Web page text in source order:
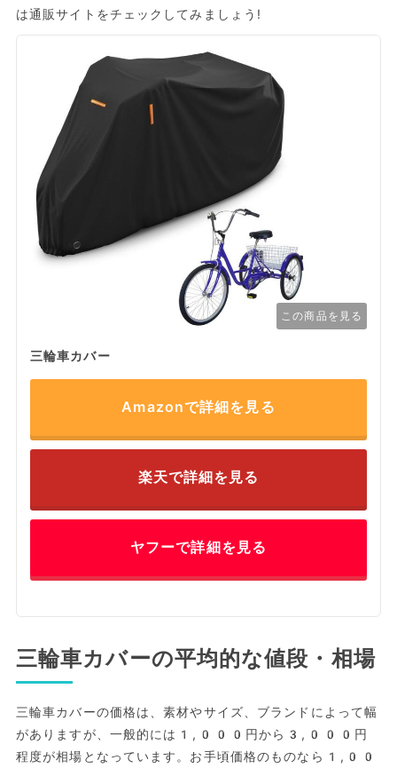
は通販サイトをチェックしてみましょう!
この商品を見る
三輪車カバー
Amazonで詳細を見る
楽天で詳細を見る
ヤフーで詳細を見る
三輪車カバーの平均的な値段・相場
三輪車カバーの価格は、素材やサイズ、ブランドによって幅
がありますが、一般的には1,000円から3,000円
程度が相場となっています。お手頃価格のものなら1,00